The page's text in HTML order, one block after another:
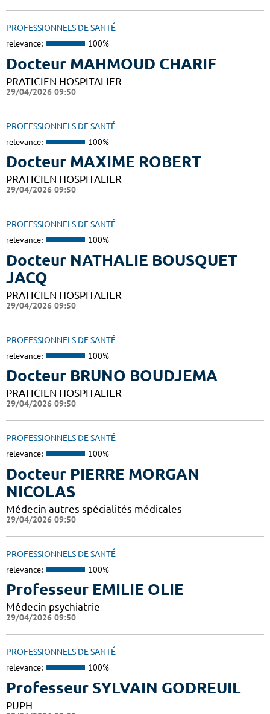
PROFESSIONNELS DE SANTÉ
relevance: 100%
Docteur MAHMOUD CHARIF
PRATICIEN HOSPITALIER
29/04/2026 09:50
PROFESSIONNELS DE SANTÉ
relevance: 100%
Docteur MAXIME ROBERT
PRATICIEN HOSPITALIER
29/04/2026 09:50
PROFESSIONNELS DE SANTÉ
relevance: 100%
Docteur NATHALIE BOUSQUET
JACQ
PRATICIEN HOSPITALIER
29/04/2026 09:50
PROFESSIONNELS DE SANTÉ
relevance: 100%
Docteur BRUNO BOUDJEMA
PRATICIEN HOSPITALIER
29/04/2026 09:50
PROFESSIONNELS DE SANTÉ
relevance: 100%
Docteur PIERRE MORGAN
NICOLAS
Médecin autres spécialités médicales
29/04/2026 09:50
PROFESSIONNELS DE SANTÉ
relevance: 100%
Professeur EMILIE OLIE
Médecin psychiatrie
29/04/2026 09:50
PROFESSIONNELS DE SANTÉ
relevance: 100%
Professeur SYLVAIN GODREUIL
PUPH